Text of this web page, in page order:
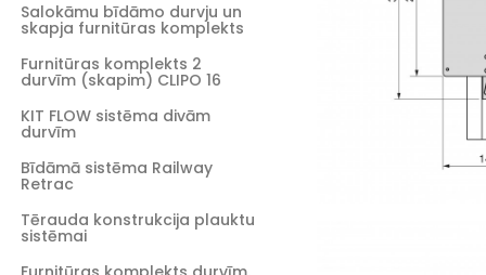
Salokāmu bīdāmo durvju un
skapja furnitūras komplekts
Furnitūras komplekts 2
durvīm (skapim) CLIPO 16
KIT FLOW sistēma divām
durvīm
Bīdāmā sistēma Railway
Retrac
Tērauda konstrukcija plauktu
sistēmai